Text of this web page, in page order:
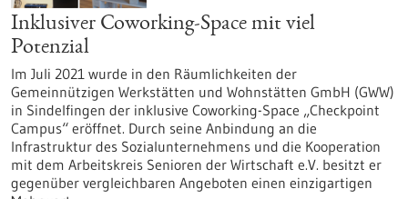
Inklusiver Coworking-Space mit viel
Potenzial
Im Juli 2021 wurde in den Räumlichkeiten der
Gemeinnützigen Werkstätten und Wohnstätten GmbH (GWW)
in Sindelfingen der inklusive Coworking-Space „Checkpoint
Campus“ eröffnet. Durch seine Anbindung an die
Infrastruktur des Sozialunternehmens und die Kooperation
mit dem Arbeitskreis Senioren der Wirtschaft e.V. besitzt er
gegenüber vergleichbaren Angeboten einen einzigartigen